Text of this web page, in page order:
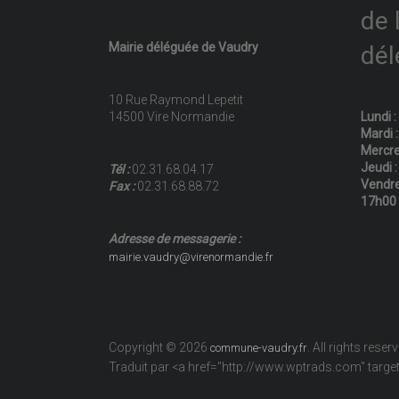
Mairie déléguée de Vaudry
10 Rue Raymond Lepetit
14500 Vire Normandie
Tél :02.31.68.04.17
Fax :02.31.68.88.72
Adresse de messagerie :
mairie.vaudry@virenormandie.fr
de
Lundi
Mardi
Jeudi
17h00
Copyright © 2026 commune-vaudry.fr . All rights
Traduit par <a href="http://www.wptrads.com"